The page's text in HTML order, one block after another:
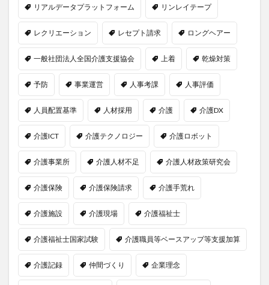
リアルデータプラットフォーム リンレイテープ
レクリエーション レセプト請求 ロングヘアー
一般社団法人全国介護支援協会 上着 乾燥対策
予防 事業運営 人事考課 人事評価
人員配置基準 人材採用 介護 介護DX
介護ICT 介護テクノロジー 介護ロボット
介護事業所 介護人材不足 介護人材政策研究会
介護保険 介護保険請求 介護手荒れ
介護施設 介護現場 介護福祉士
介護福祉士国家試験 介護職員等ベースアップ等支援加算
介護記録 仲間づくり 企業理念